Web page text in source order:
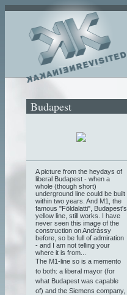
Budapest
A picture from the heydays of
liberal Budapest - when a
whole (though short)
underground line could be built
within two years. And M1, the
famous "Földalatti", Budapest's
yellow line, still works. I have
never seen this image of the
construction on Andrássy
before, so be full of admiration
- and I am not telling your
where it is from...
The M1-line so is a memento
to both: a liberal mayor (for
what Budapest was capable
of) and the Siemens company,